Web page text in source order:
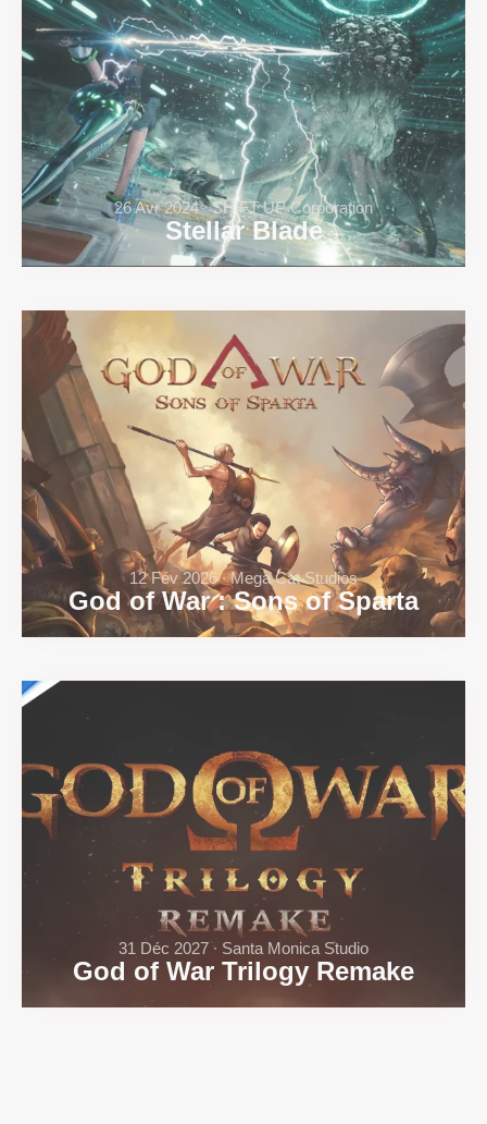
Stellar Blade
26 Avr 2024 ∙ SHIFT UP Corporation
God of War : Sons of Sparta
12 Fév 2026 ∙ Mega Cat Studios
God of War Trilogy Remake
31 Déc 2027 ∙ Santa Monica Studio